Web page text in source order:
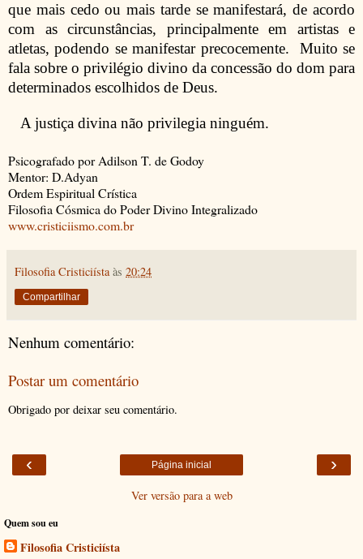
que mais cedo ou mais tarde se manifestará, de acordo
com as circunstâncias, principalmente em artistas e
atletas, podendo se manifestar precocemente. Muito se
fala sobre o privilégio divino da concessão do dom para
determinados escolhidos de Deus.
A justiça divina não privilegia ninguém.
Psicografado por Adilson T. de Godoy
Mentor: D.Adyan
Ordem Espiritual Crística
Filosofia Cósmica do Poder Divino Integralizado
www.cristiciismo.com.br
Filosofia Cristiciísta às 20:24
Compartilhar
Nenhum comentário:
Postar um comentário
Obrigado por deixar seu comentário.
‹ ›
Página inicial
Ver versão para a web
Quem sou eu
Filosofia Cristiciísta